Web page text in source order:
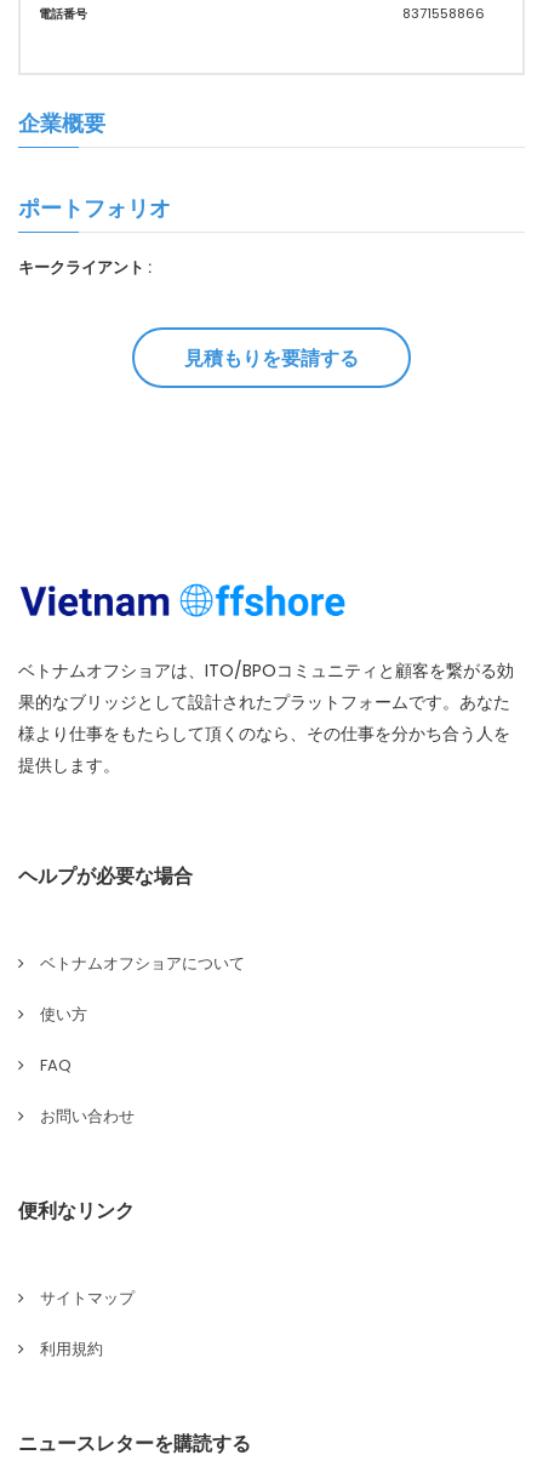
電話番号 8371558866
企業概要
ポートフォリオ
キークライアント :
見積もりを要請する
ベトナムオフショアは、ITO/BPOコミュニティと顧客を繋がる効
果的なブリッジとして設計されたプラットフォームです。あなた
様より仕事をもたらして頂くのなら、その仕事を分かち合う人を
提供します。
ヘルプが必要な場合
ベトナムオフショアについて
使い方
FAQ
お問い合わせ
便利なリンク
サイトマップ
利用規約
ニュースレターを購読する